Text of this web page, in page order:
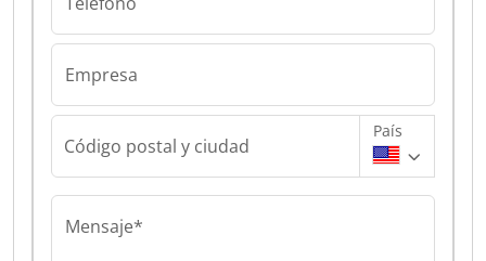
Empresa
Código postal y ciudad
País
Mensaje*